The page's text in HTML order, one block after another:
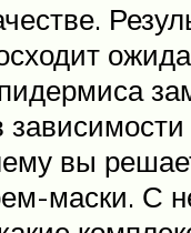
вы
маски. С